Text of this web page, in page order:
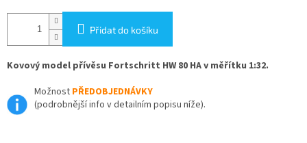
Přidat do košíku
Kovový model přívěsu Fortschritt HW 80 HA v měřítku 1:32.
Možnost PŘEDOBJEDNÁVKY
(podrobnější info v detailním popisu níže).